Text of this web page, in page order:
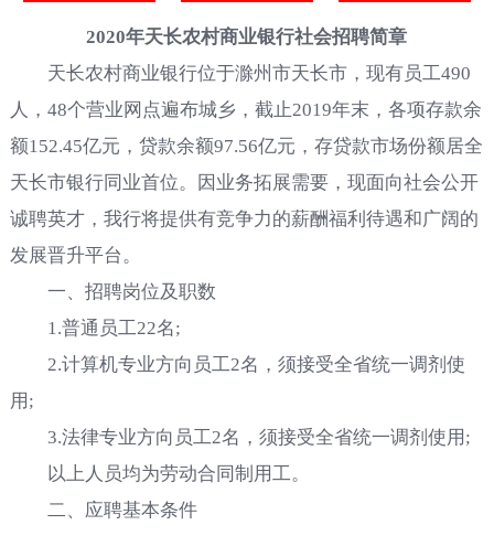
2020年天长农村商业银行社会招聘简章
天长农村商业银行位于滁州市天长市，现有员工490
人，48个营业网点遍布城乡，截止2019年末，各项存款余
额152.45亿元，贷款余额97.56亿元，存贷款市场份额居全
天长市银行同业首位。因业务拓展需要，现面向社会公开
诚聘英才，我行将提供有竞争力的薪酬福利待遇和广阔的
发展晋升平台。
一、招聘岗位及职数
1.普通员工22名;
2.计算机专业方向员工2名，须接受全省统一调剂使
用;
3.法律专业方向员工2名，须接受全省统一调剂使用;
以上人员均为劳动合同制用工。
二、应聘基本条件